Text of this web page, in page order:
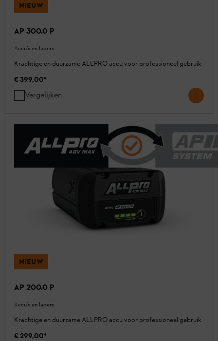
NIEUW
AP 300.0 P
Accu’s en laders
Krachtige en duurzame ALLPRO accu voor professioneel gebruik
€ 399,00*
Vergelijken
NIEUW
AP 200.0 P
Accu’s en laders
Krachtige en duurzame ALLPRO accu voor professioneel gebruik
€ 299,00*